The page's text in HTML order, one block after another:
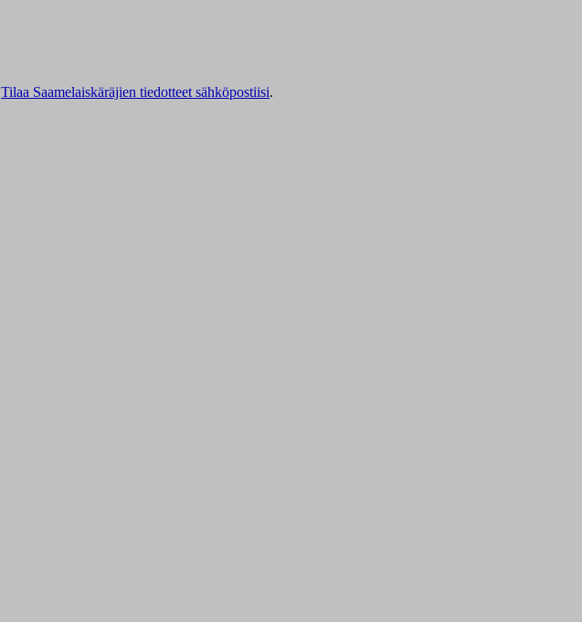
Tilaa Saamelaiskäräjien tiedotteet sähköpostiisi.